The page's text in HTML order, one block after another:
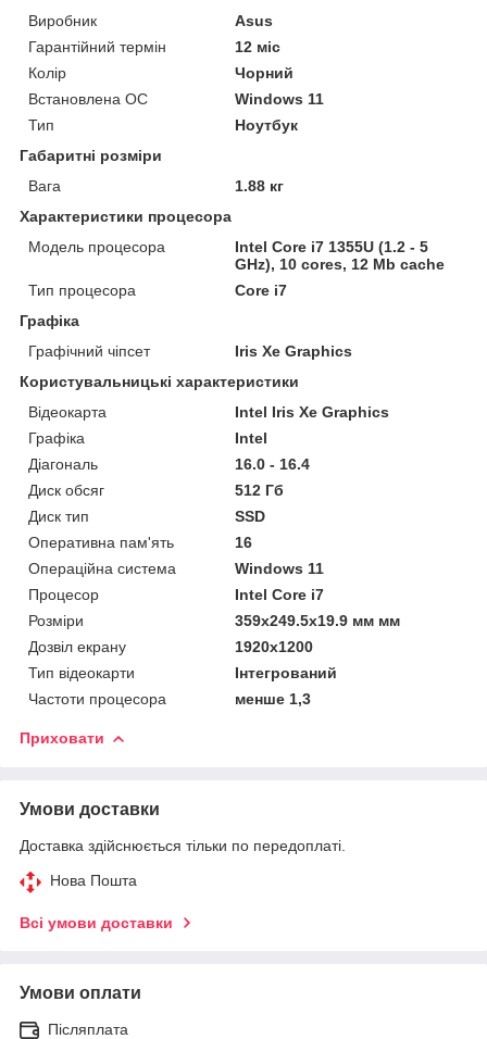
Виробник
Asus
Гарантійний термін
12 міс
Колір
Чорний
Встановлена ОС
Windows 11
Тип
Ноутбук
Габаритні розміри
Вага
1.88 кг
Характеристики процесора
Модель процесора
Intel Core i7 1355U (1.2 - 5
GHz), 10 cores, 12 Mb cache
Тип процесора
Core i7
Графіка
Графічний чіпсет
Iris Xe Graphics
Користувальницькі характеристики
Відеокарта
Intel Iris Xe Graphics
Графіка
Intel
Діагональ
16.0 - 16.4
Диск обсяг
512 Гб
Диск тип
SSD
Оперативна пам'ять
16
Операційна система
Windows 11
Процесор
Intel Core i7
Розміри
359x249.5x19.9 мм мм
Дозвіл екрану
1920x1200
Тип відеокарти
Інтегрований
Частоти процесора
менше 1,3
Приховати
Умови доставки
Доставка здійснюється тільки по передоплаті.
Нова Пошта
Всі умови доставки
Умови оплати
Післяплата